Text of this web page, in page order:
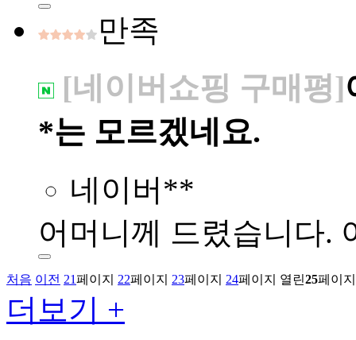
만족
[네이버쇼핑 구매평]
*는 모르겠네요.
네이버**
어머니께 드렸습니다.
처음 이전 21페이지 22페이지 23페이지 24페이지 열린25페이지
더보기 +